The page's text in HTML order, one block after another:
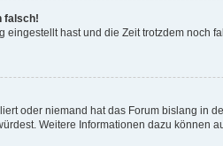
falsch!
hast und die Zeit trotzdem
oder niemand hat das Forum bislang in
Weitere Informationen dazu können